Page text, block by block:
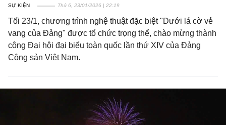
SỰ KIỆN Thứ 6, 23/01/2026 | 22:19
Tối 23/1, chương trình nghệ thuật đặc biệt "Dưới lá cờ vẻ
vang của Đảng" được tổ chức trọng thể, chào mừng thành
công Đại hội đại biểu toàn quốc lần thứ XIV của Đảng
Cộng sản Việt Nam.